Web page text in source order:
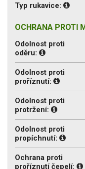
Typ rukavice:
OCHRANA PROTI
Odolnost proti
oděru:
Odolnost proti
proříznutí:
Odolnost proti
protržení:
Odolnost proti
propíchnutí:
Ochrana proti
proříznutí čepelí: